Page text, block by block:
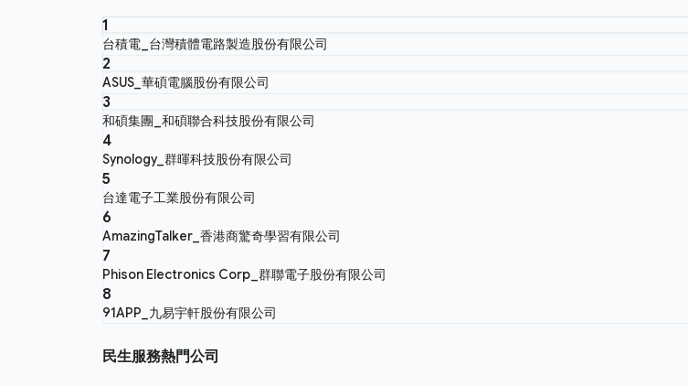
1
台積電_台灣積體電路製造股份有限公司
2
ASUS_華碩電腦股份有限公司
3
和碩集團_和碩聯合科技股份有限公司
4
Synology_群暉科技股份有限公司
5
台達電子工業股份有限公司
6
AmazingTalker_香港商驚奇學習有限公司
7
Phison Electronics Corp_群聯電子股份有限公司
8
91APP_九易宇軒股份有限公司
民生服務熱門公司